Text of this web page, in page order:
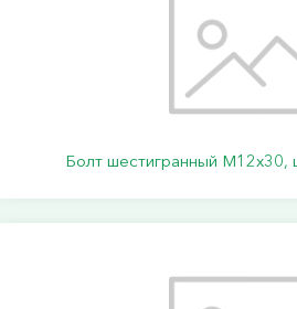
Болт шестигранный М12х30,